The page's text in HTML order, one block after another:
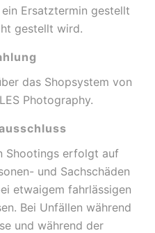
Ersatztermin gestellt
gestellt wird.
das Shopsystem von
Photography.
Shootings erfolgt auf
und Sachschäden
etwaigem fahrlässigen
Bei Unfällen während
und während der